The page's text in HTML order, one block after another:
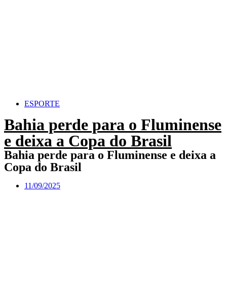
ESPORTE
Bahia perde para o Fluminense
e deixa a Copa do Brasil
Bahia perde para o Fluminense e deixa a
Copa do Brasil
11/09/2025